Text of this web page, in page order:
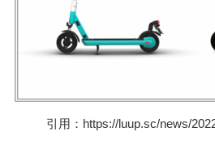
引用：https://luup.sc/news/